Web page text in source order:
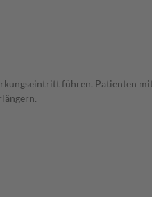
führen. Patienten